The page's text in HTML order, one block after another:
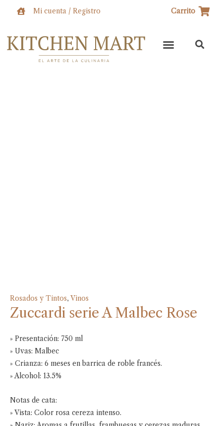
Mi cuenta / Registro Carrito
Rosados y Tintos, Vinos
Zuccardi serie A Malbec Rose
» Presentación: 750 ml
» Uvas: Malbec
» Crianza: 6 meses en barrica de roble francés.
» Alcohol: 13.5%
Notas de cata:
» Vista: Color rosa cereza intenso.